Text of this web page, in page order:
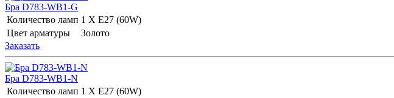
Бра D783-WB1-G
Количество ламп 1 Х E27 (60W)
Цвет арматуры
Золото
Заказать
Бра D783-WB1-N
Количество ламп 1 Х E27 (60W)